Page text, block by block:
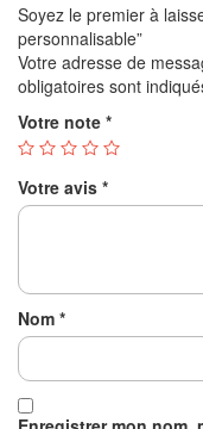
Soyez le premier à
personnalisable”
Votre adresse de
obligatoires sont
Votre note *
Votre avis *
Nom *